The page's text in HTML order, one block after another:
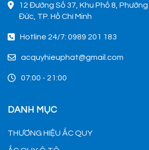
12 Đường Số 37, Khu Phố 8,
Đức, TP. Hồ Chí Minh
Hotline 24/7: 0989 201 183
acquyhieuphat@gmail.com
07:00 - 21:00
DANH MỤC
THƯƠNG HIỆU ẮC QUY